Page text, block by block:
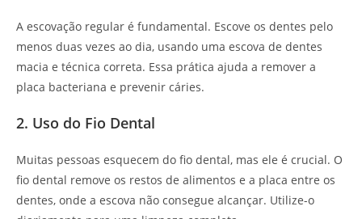
A escovação regular é fundamental. Escove os dentes pelo
menos duas vezes ao dia, usando uma escova de dentes
macia e técnica correta. Essa prática ajuda a remover a
placa bacteriana e prevenir cáries.
2. Uso do Fio Dental
Muitas pessoas esquecem do fio dental, mas ele é crucial. O
fio dental remove os restos de alimentos e a placa entre os
dentes, onde a escova não consegue alcançar. Utilize-o